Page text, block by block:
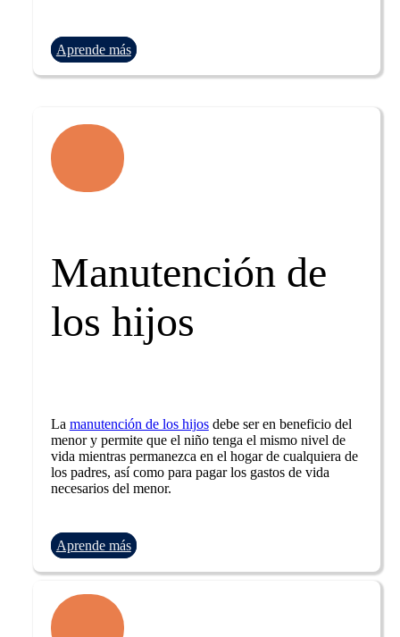
Aprende más
Manutención de
los hijos
La manutención de los hijosdebe ser en beneficio del
menor y permite que el niño tenga el mismo nivel de
vida mientras permanezca en el hogar de cualquiera de
los padres, así como para pagar los gastos de vida
necesarios del menor.
Aprende más